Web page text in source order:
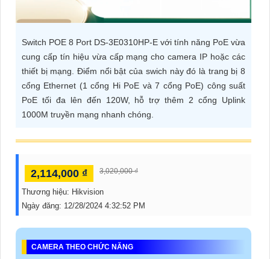
TƯ
VỤ
Switch POE 8 Port DS-3E0310HP-E với tính năng PoE vừa
cung cấp tín hiệu vừa cấp mạng cho camera IP hoặc các
thiết bị mạng. Điểm nổi bật của swich này đó là trang bị 8
cổng Ethernet (1 cổng Hi PoE và 7 cổng PoE) công suất
PoE tối đa lên đến 120W, hỗ trợ thêm 2 cổng Uplink
1000M truyền mạng nhanh chóng.
2,114,000 ₫ 3,020,000 ₫
Thương hiệu: Hikvision
Ngày đăng: 12/28/2024 4:32:52 PM
CAMERA THEO CHỨC NĂNG